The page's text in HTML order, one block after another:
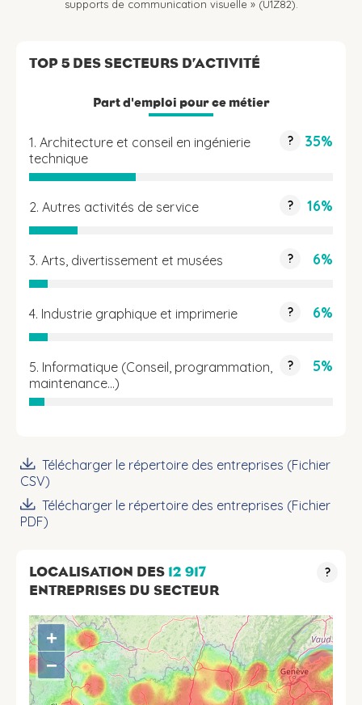
supports de communication visuelle » (U1Z82).
TOP 5 DES SECTEURS D’ACTIVITÉ
Part d'emploi pour ce métier
1. Architecture et conseil en ingénierie
technique
? 35%
2. Autres activités de service ? 16%
3. Arts, divertissement et musées ? 6%
4. Industrie graphique et imprimerie ? 6%
5. Informatique (Conseil, programmation,
maintenance...)
? 5%
Télécharger le répertoire des entreprises (Fichier
CSV)
Télécharger le répertoire des entreprises (Fichier
PDF)
LOCALISATION DES 12 917
ENTREPRISES DU SECTEUR
?
+
−